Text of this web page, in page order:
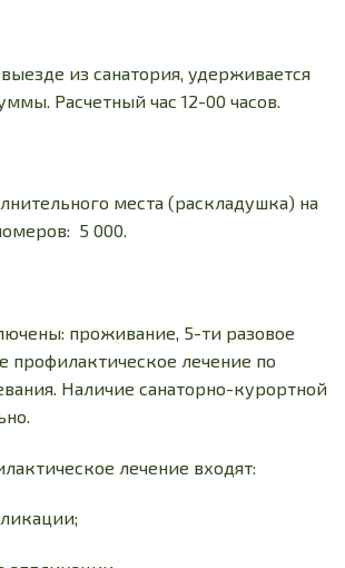
из санатория, удерживается
Расчетный час 12-00 часов.
места (раскладушка) на
5 000.
проживание, 5-ти разовое
профилактическое лечение по
Наличие санаторно-курортной
лечение входят: